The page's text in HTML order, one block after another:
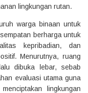
lingkungan rutan.
warga binaan untuk
berharga untuk
kepribadian, dan
Menurutnya, ruang
dibuka lebar, sebab
evaluasi utama guna
lingkungan